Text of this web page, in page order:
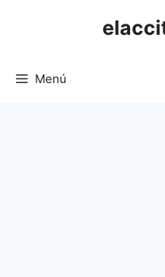
Menú